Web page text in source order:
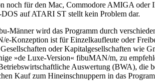
noch für den Mac, Commodore AMIGA
auf ATARI ST stellt kein Problem dar.
Männer wird das Programm durch
Konzeption ist für Einzelkaufleute oder
oder Kapitalgesellschaften wie
»de Luxe-Version« fibuMAN/m, zu
Auswertung (BWA),
Kauf zum Hineinschnuppern in das